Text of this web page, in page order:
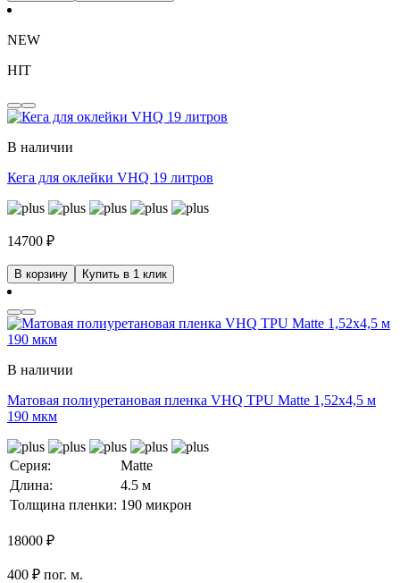
NEW
HIT
В наличии
Кега для оклейки VHQ 19 литров
14700 ₽
В корзину Купить в 1 клик
В наличии
Матовая полиуретановая пленка VHQ TPU Matte 1,52х4,5 м
190 мкм
Серия:
Matte
Длина:
4.5 м
Толщина пленки: 190 микрон
18000 ₽
400 ₽ пог. м.